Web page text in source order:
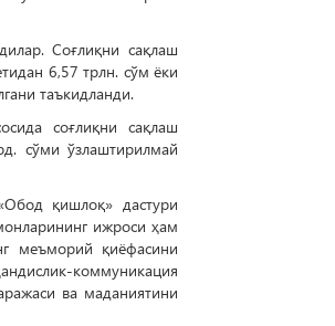
Соғлиқни сақлаш
6,57 трлн. сўм ёки
таъкидланди.
соғлиқни сақлаш
сўми ўзлаштирилмай
қишлоқ» дастури
ижроси ҳам
меъморий қиёфасини
коммуникация
ва маданиятини